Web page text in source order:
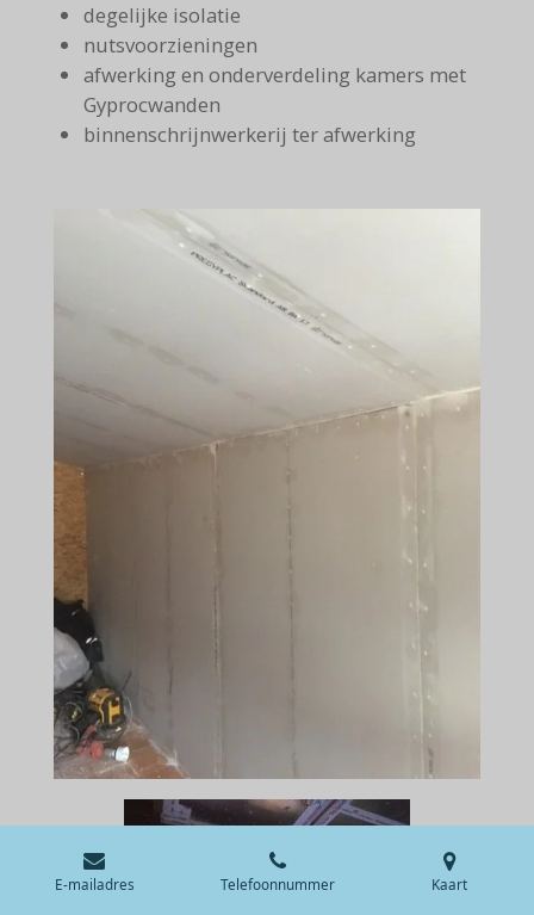
degelijke isolatie
nutsvoorzieningen
afwerking en onderverdeling kamers met
Gyprocwanden
binnenschrijnwerkerij ter afwerking
E-mailadres Telefoonnummer Kaart